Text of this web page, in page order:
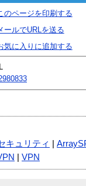
のページを印刷する
ールでURLを送る
気に入りに追加する
キュリティ
VPN